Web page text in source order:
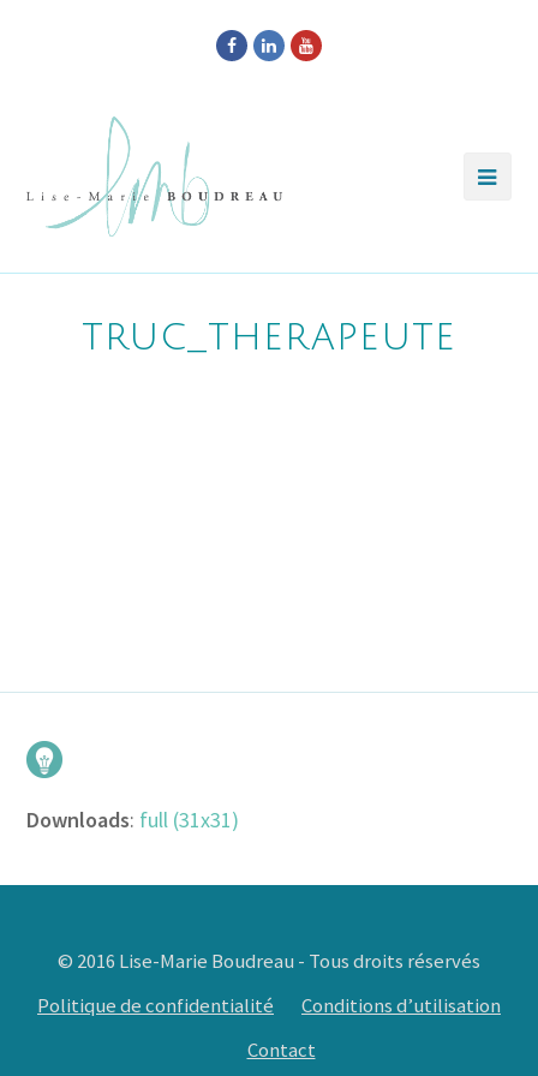
Facebook
LinkedInYoutube
truc_therapeute
Downloads: full (31x31)
© 2016 Lise-Marie Boudreau - Tous droits réservés
Politique de confidentialité
Conditions d’utilisation
Contact